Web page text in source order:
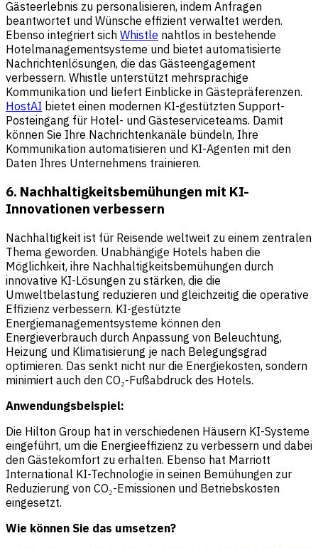
Gästeerlebnis zu personalisieren, indem Anfragen
beantwortet und Wünsche effizient verwaltet werden.
Ebenso integriert sich Whistle nahtlos in bestehende
Hotelmanagementsysteme und bietet automatisierte
Nachrichtenlösungen, die das Gästeengagement
verbessern. Whistle unterstützt mehrsprachige
Kommunikation und liefert Einblicke in Gästepräferenzen.
HostAI bietet einen modernen KI-gestützten Support-
Posteingang für Hotel- und Gästeserviceteams. Damit
können Sie Ihre Nachrichtenkanäle bündeln, Ihre
Kommunikation automatisieren und KI-Agenten mit den
Daten Ihres Unternehmens trainieren.
6. Nachhaltigkeitsbemühungen mit KI-
Innovationen verbessern
Nachhaltigkeit ist für Reisende weltweit zu einem zentralen
Thema geworden. Unabhängige Hotels haben die
Möglichkeit, ihre Nachhaltigkeitsbemühungen durch
innovative KI-Lösungen zu stärken, die die
Umweltbelastung reduzieren und gleichzeitig die operative
Effizienz verbessern. KI-gestützte
Energiemanagementsysteme können den
Energieverbrauch durch Anpassung von Beleuchtung,
Heizung und Klimatisierung je nach Belegungsgrad
optimieren. Das senkt nicht nur die Energiekosten, sondern
minimiert auch den CO₂-Fußabdruck des Hotels.
Anwendungsbeispiel:
Die Hilton Group hat in verschiedenen Häusern KI-Systeme
eingeführt, um die Energieeffizienz zu verbessern und dabei
den Gästekomfort zu erhalten. Ebenso hat Marriott
International KI-Technologie in seinen Bemühungen zur
Reduzierung von CO₂-Emissionen und Betriebskosten
eingesetzt.
Wie können Sie das umsetzen?